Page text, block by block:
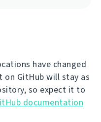
have changed
on GitHub will stay as
so expect it to
documentation